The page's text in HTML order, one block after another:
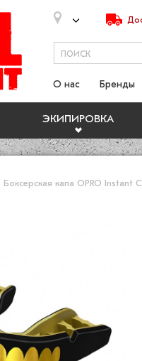
ЭКИПИРОВКА
О нас Бренды
Боксерская капа OPRO